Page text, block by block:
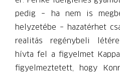
pedig – ha nem is
helyzetébe – hazatérhet
realitás regénybeli
hívta fel a figyelmet
figyelmeztetett, hogy